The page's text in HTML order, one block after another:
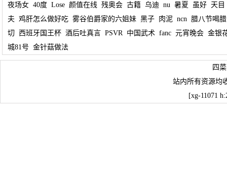
夜场女 40度 Lose 颜值在线 残奥会 古籍 乌迪 nu 暑夏 虽好
天目
夫 鸡肝怎么做好吃 雾谷伯爵家的六姐妹 黑子 肉泥 ncn
腊八节喝
切
西班牙国王杯 酒后吐真言 PSVR 中国武术 fanc 元宵晚会 金银
城81号 金针菇做法
四
站内所有资源均
[xg-11071